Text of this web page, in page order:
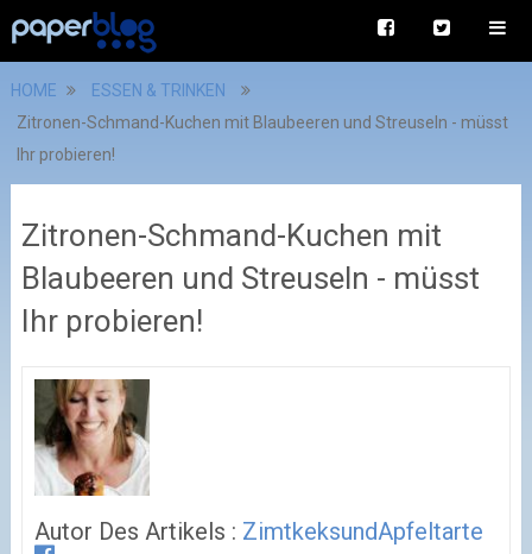
HOME
ESSEN & TRINKEN
Zitronen-Schmand-Kuchen mit Blaubeeren und Streuseln - müsst
Ihr probieren!
Zitronen-Schmand-Kuchen mit
Blaubeeren und Streuseln - müsst
Ihr probieren!
Autor Des Artikels : ZimtkeksundApfeltarte